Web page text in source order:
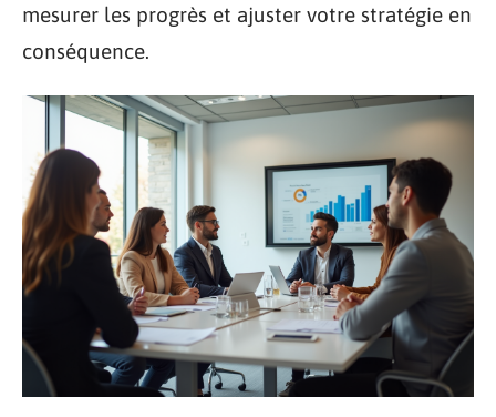
mesurer les progrès et ajuster votre stratégie en
conséquence.